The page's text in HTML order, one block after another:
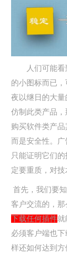
人们可能看
的小图标而已
夜以继日的大
仿制此类产品
购买软件类产品
而是安全性。
只能证明它们
定要重质，对技
首先，我们要
客户交流的，
下载任何插件就
必须客户端也
样还如何达到方